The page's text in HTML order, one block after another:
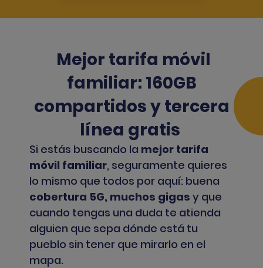
Mejor tarifa móvil
familiar: 160GB
compartidos y tercera
línea gratis
Si estás buscando la mejor tarifa
móvil familiar, seguramente quieres
lo mismo que todos por aquí: buena
cobertura 5G, muchos gigas y que
cuando tengas una duda te atienda
alguien que sepa dónde está tu
pueblo sin tener que mirarlo en el
mapa.